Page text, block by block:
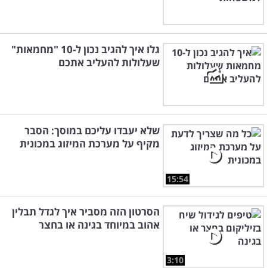
גלו איך להגיב נכון ל-10 "מחמאות"
שעלולות להעליב אתכם
15:54
שלא יעבדו עליכם במוסך: הסבר
מקיף על מערכת המיזוג במכונית
3:10
הסרטון הזה מסביר איך לגדל תבלין
אהוב במיוחד בגינה או בחצר